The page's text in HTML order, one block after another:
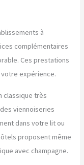
à
complémentaires
Ces prestations
expérience.
classique très
viennoiseries
dans votre lit ou
proposent même
avec champagne.